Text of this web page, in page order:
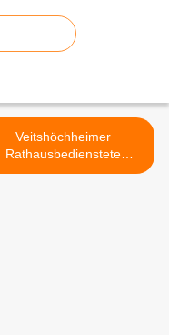
Veitshöchheimer
Rathausbedienstete
tauchten auf dem